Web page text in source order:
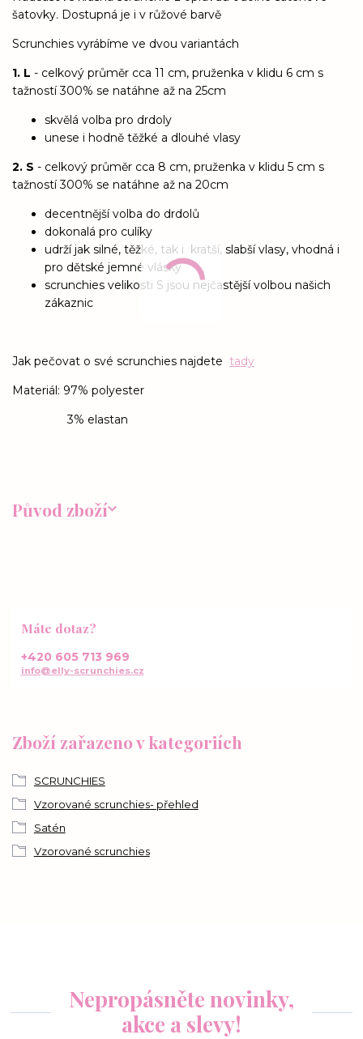
šatovky. Dostupná je i v růžové barvě
Scrunchies vyrábíme ve dvou variantách
1. L - celkový průměr cca 11 cm, pruženka v klidu 6 cm s
tažností 300% se natáhne až na 25cm
skvělá volba pro drdoly
unese i hodně těžké a dlouhé vlasy
2. S - celkový průměr cca 8 cm, pruženka v klidu 5 cm s
tažností 300% se natáhne až na 20cm
decentnější volba do drdolů
dokonalá pro culíky
udrží jak silné, těžké, tak i kratší, slabší vlasy, vhodná i
pro dětské jemné vlásky
scrunchies velikosti S jsou nejčastější volbou našich
zákaznic
Jak pečovat o své scrunchies najdete tady
Materiál: 97% polyester
3% elastan
Původ zboží
Zboží zařazeno v kategoriích
SCRUNCHIES
Vzorované scrunchies- přehled
Satén
Vzorované scrunchies
Máte dotaz?
+420 605 713 969
info@elly-scrunchies.cz
Nepropásněte novinky,
akce a slevy!